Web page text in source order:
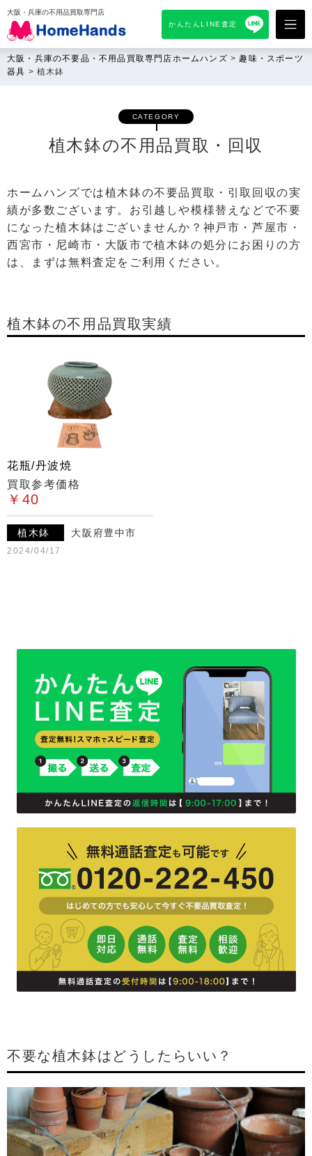
大阪・兵庫の不用品買取専門店
かんたんLINE査定
大阪・兵庫の不要品・不用品買取専門店ホームハンズ > 趣味・スポーツ
器具 >植木鉢
CATEGORY
植木鉢の不用品買取・回収
ホームハンズでは植木鉢の不要品買取・引取回収の実
績が多数ございます。お引越しや模様替えなどで不要
になった植木鉢はございませんか？神戸市・芦屋市・
西宮市・尼崎市・大阪市で植木鉢の処分にお困りの方
は、まずは無料査定をご利用ください。
植木鉢の不用品買取実績
花瓶/丹波焼
買取参考価格
￥40
植木鉢 大阪府豊中市
2024/04/17
不要な植木鉢はどうしたらいい？